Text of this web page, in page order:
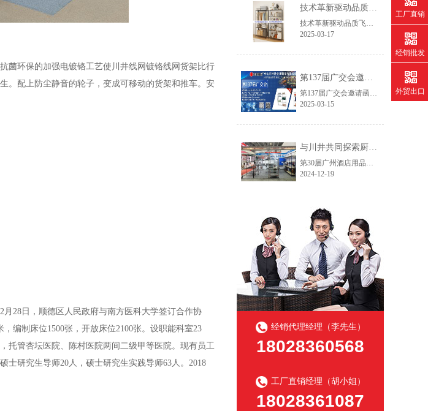
菌环保的加强电镀铬工艺使川井线网镀铬线网货架比行
。配上防尘静音的轮子，变成可移动的货架和推车。安
28日，顺德区人民政府与南方医科大学签订合作协
编制床位1500张，开放床位2100张。设职能科室23
托管杏坛医院、陈村医院两间二级甲等医院。现有员工
士研究生导师20人，硕士研究生实践导师63人。2018
技术革新驱动品质飞跃——2025新一代设备赋能线网货架智造升级
技术革新驱动品质飞跃——2025新一代设备赋能线网货架智造升级作为专注线网货架领域的生产服务商，我们始终践行"以客户为主，以创新促发展"的经营理念。通过持续优化生产工艺流程和产品结构设计，我们致力于为客户提供更具市场竞争力的仓储解决方案，在保证产品精工品质的同时，实现交付周期缩短30%以上，助力客户快速开拓新兴市场。
2025-03-17
第137届广交会邀请函
第137届广交会邀请函智造未来，链通全球尊敬的合作伙伴：【中山市常胜金属制品有限公司】作为拥有26年经验的线网货架制造商，诚邀您莅临第137届中国进出口商品交易会(广交会，本次展会我们将推出家用及商用双场景新品，助力全球合作伙伴提升空间管理效率。
2025-03-15
与川井共同探索厨房与冷库收纳创新——第30届广州酒店用品展今日开幕
第30届广州酒店用品展今天开展了，欢迎各界新老客户朋友们到访我们的厨房和冷库货架的展位。广州琶洲展馆B区10.2.590~592，12月19日~21日，欢迎咨询产品目录和询价!
2024-12-19
经销代理经理（李先生）
18028360568
工厂直销经理（胡小姐）
18028361087
工厂直销
经销批发
外贸出口